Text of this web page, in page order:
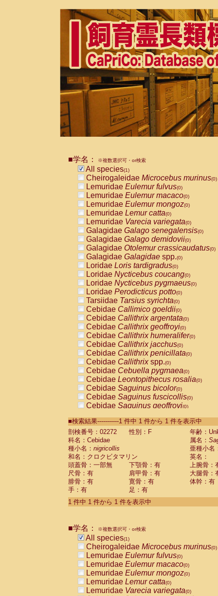
■学名： ※複数選択可・or検索
All species(1)
Cheirogaleidae Microcebus murinus(0)
Lemuridae Eulemur fulvus(0)
Lemuridae Eulemur macaco(0)
Lemuridae Eulemur mongoz(0)
Lemuridae Lemur catta(0)
Lemuridae Varecia variegata(0)
Galagidae Galago senegalensis(0)
Galagidae Galago demidovii(0)
Galagidae Otolemur crassicaudatus(0)
Galagidae Galagidae spp.(0)
Loridae Loris tardigradus(0)
Loridae Nycticebus coucang(0)
Loridae Nycticebus pygmaeus(0)
Loridae Perodicticus potto(0)
Tarsiidae Tarsius syrichta(0)
Cebidae Callimico goeldii(0)
Cebidae Callithrix argentata(0)
Cebidae Callithrix geoffroyi(0)
Cebidae Callithrix humeralifer(0)
Cebidae Callithrix jacchus(0)
Cebidae Callithrix penicillata(0)
Cebidae Callithrixspp.(0)
Cebidae Cebuella pygmaea(0)
Cebidae Leontopithecus rosalia(0)
Cebidae Saguinus bicolor(0)
Cebidae Saguinus fuscicollis(0)
Cebidae Saguinus geoffroyi(0)
CebidaeSaguinus labiatus(0)
Cebidae Saguinus leucopus (0)
Cebidae
CebidaeSaguinus mystax
CebidaeSaguinus nigricollis (1)
Cebidae Saguinus oedipus
Cebidae Saguinus weddelli
Cebidae Saguinusspp.
Cebidae Aotus trivirgatus
Cebidae Cebus albifrons
CebidaeCebus nigrivittatus
CebidaeCebus
CebidaeSaimiri boliviensis(0)
CebidaeSaimiri sciureus(0)
AtelidaeAlouatta caraya(0)
AtelidaeAlouatta fusca(0)
AtelidaeAlouatta seniculus
AtelidaeAlouattaspp.(0)
■検索結果-----------1 件中 1 件から 1 件を表示中
剖検番号：02272
性別：F
年齢：
科名：Cebidae
属名：
種小名： nigricollis
亜種小名
和名：クロクビタマリン
英名：
頭蓋骨：一部無
下顎骨：有
上腕骨：
尺骨：有
肩甲骨：有
大腿骨：
腓骨：有
寛骨：有
体幹：有
手：有
足：有
1 件中 1 件から 1 件を表示中
■学名： ※複数選択可・or検索
All species(1)
Cheirogaleidae Microcebus murinus(0)
Lemuridae Eulemur fulvus(0)
Lemuridae Eulemur macaco(0)
Lemuridae Eulemur mongoz(0)
Lemuridae Lemur catta(0)
Lemuridae Varecia variegata(0)